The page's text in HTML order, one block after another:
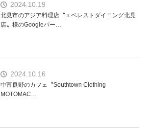
2024.10.19
北見市のアジア料理店〝エベレストダイニング北見
店〟様のGoogleバー…
2024.10.16
中富良野のカフェ〝Southtown Clothing
MOTOMAC…